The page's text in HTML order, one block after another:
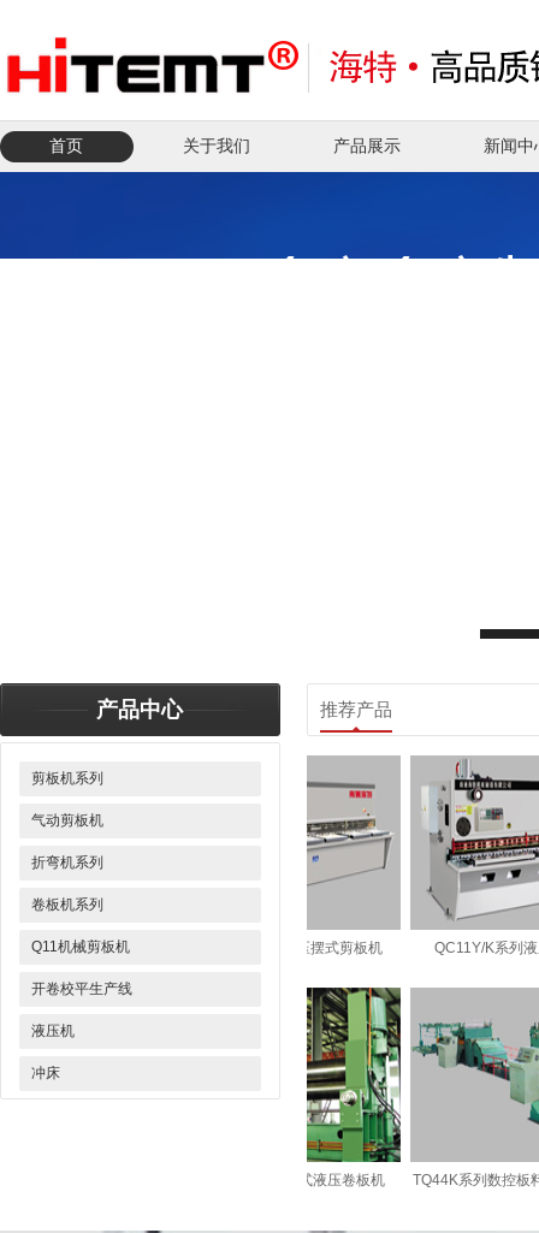
首页 关于我们 产品展示 新闻中
产品中心
剪板机系列
气动剪板机
折弯机系列
卷板机系列
Q11机械剪板机
开卷校平生产线
液压机
冲床
推荐产品
压摆式剪板机 QC12K系列数控液压摆式剪板机 QC11Y/K系列液
W11S系列上辊万能式液压卷板机 TQ44K系列数控板料